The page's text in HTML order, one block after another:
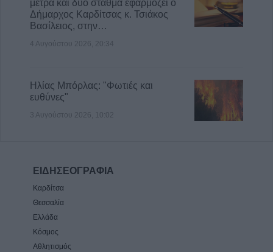
μέτρα και δύο σταθμά εφαρμόζει ο
Δήμαρχος Καρδίτσας κ. Τσιάκος
Βασίλειος, στην…
4 Αυγούστου 2026, 20:34
Ηλίας Μπόρλας: "Φωτιές και
ευθύνες"
3 Αυγούστου 2026, 10:02
ΕΙΔΗΣΕΟΓΡΑΦΙΑ
Καρδίτσα
Θεσσαλία
Ελλάδα
Κόσμος
Αθλητισμός